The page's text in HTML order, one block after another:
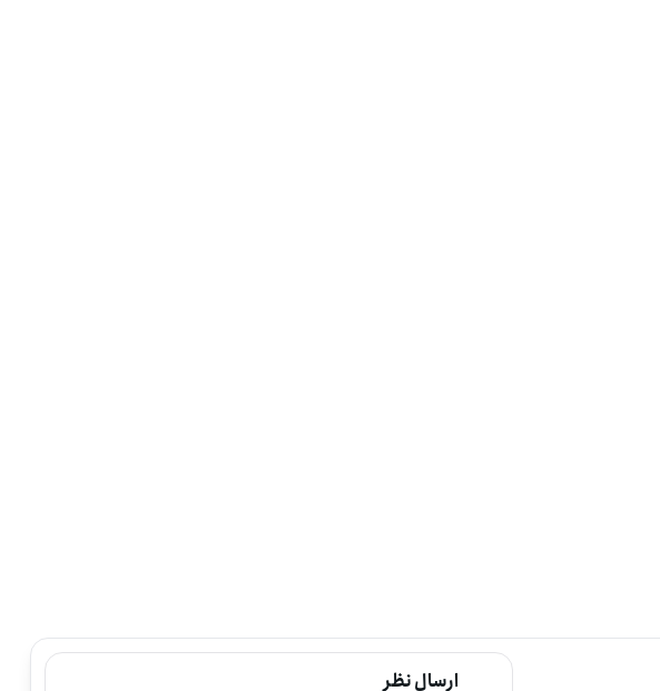
و مناطق کم‌برخوردار استان انجام می‌شود. اگر می‌خواهید در یک کار مشخص و روشن سهیم باشید، این فرصت برای افرادی مناسب است که مایل‌اند به اندازه‌ی توان خود در تأمین هزینه‌ی خرید کیف، نوشت‌افزار و کتاب مشارکت کنند. اگر مایلید در این اقدام سهمی داشته باشید،
ارسال نظر